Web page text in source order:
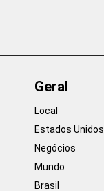
Geral
Local
Estados Unidos
Negócios
Mundo
Brasil